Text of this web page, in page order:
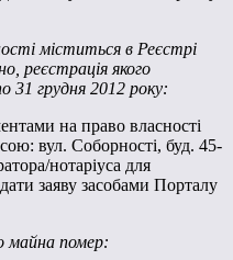
міститься в Реєстрі
реєстрація якого
31 грудня 2012 року:
на право власності
вул. Соборності, буд. 45-
нотаріуса для
заяву засобами Порталу
майна помер: